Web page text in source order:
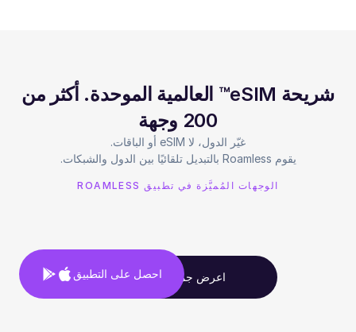
شريحة eSIM™ العالمية الموحدة. أكثر من
200 وجهة
يقوم Roamless بالتبديل تلقائيًا بين الدول والشبكات.
الوجهات المُميَّزة في تطبيق ROAMLESS
اعرض جميع الوجهاتاحصل على التطبيق